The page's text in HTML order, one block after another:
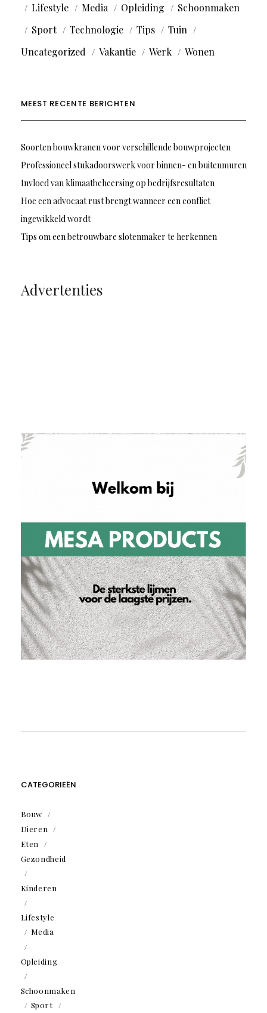
Lifestyle Media Opleiding
Schoonmaken
Sport
Technologie Tips
Tuin
Uncategorized
Vakantie Werk Wonen
MEEST RECENTE BERICHTEN
Soorten bouwkranen voor verschillende bouwprojecten
Professioneel stukadoorswerk voor binnen- en buitenmuren
Invloed van klimaatbeheersing op bedrijfsresultaten
Hoe een advocaat rust brengt wanneer een conflict
ingewikkeld wordt
Tips om een betrouwbare slotenmaker te herkennen
Advertenties
CATEGORIEËN
Bouw
Dieren
Eten
Gezondheid
Kinderen
Lifestyle
Media
Opleiding
Schoonmaken
Sport